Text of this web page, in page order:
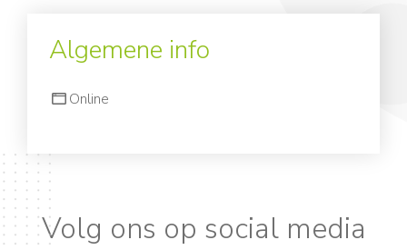
Algemene info
Online
Volg ons op social media